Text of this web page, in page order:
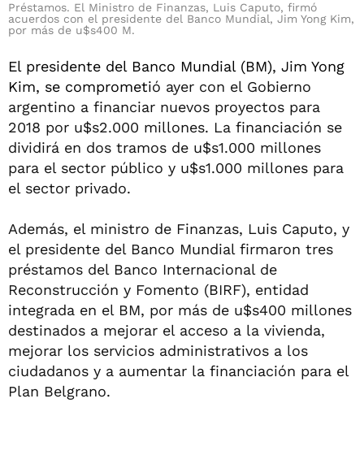
Préstamos. El Ministro de Finanzas, Luis Caputo, firmó
acuerdos con el presidente del Banco Mundial, Jim Yong Kim,
por más de u$s400 M.
El presidente del Banco Mundial (BM), Jim Yong
Kim, se comprometió ayer con el Gobierno
argentino a financiar nuevos proyectos para
2018 por u$s2.000 millones. La financiación se
dividirá en dos tramos de u$s1.000 millones
para el sector público y u$s1.000 millones para
el sector privado.
Además, el ministro de Finanzas, Luis Caputo, y
el presidente del Banco Mundial firmaron tres
préstamos del Banco Internacional de
Reconstrucción y Fomento (BIRF), entidad
integrada en el BM, por más de u$s400 millones
destinados a mejorar el acceso a la vivienda,
mejorar los servicios administrativos a los
ciudadanos y a aumentar la financiación para el
Plan Belgrano.